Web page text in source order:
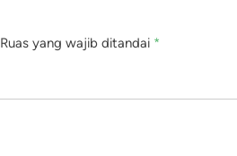
Ruas yang wajib ditandai *